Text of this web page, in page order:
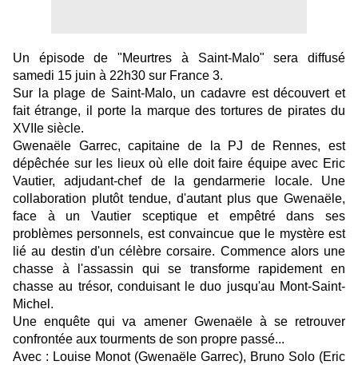
Un épisode de "Meurtres à Saint-Malo" sera diffusé
samedi 15 juin à 22h30 sur France 3.
Sur la plage de Saint-Malo, un cadavre est découvert et
fait étrange, il porte la marque des tortures de pirates du
XVIIe siècle.
Gwenaële Garrec, capitaine de la PJ de Rennes, est
dépêchée sur les lieux où elle doit faire équipe avec Eric
Vautier, adjudant-chef de la gendarmerie locale. Une
collaboration plutôt tendue, d'autant plus que Gwenaële,
face à un Vautier sceptique et empêtré dans ses
problèmes personnels, est convaincue que le mystère est
lié au destin d'un célèbre corsaire. Commence alors une
chasse à l'assassin qui se transforme rapidement en
chasse au trésor, conduisant le duo jusqu'au Mont-Saint-
Michel.
Une enquête qui va amener Gwenaële à se retrouver
confrontée aux tourments de son propre passé...
Avec : Louise Monot (Gwenaële Garrec), Bruno Solo (Eric